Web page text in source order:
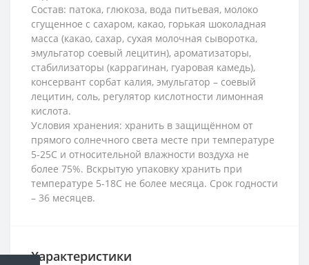
Состав: патока, глюкоза, вода питьевая, молоко
сгущенное с сахаром, какао, горькая шоколадная
масса (какао, сахар, сухая молочная сыворотка,
эмульгатор соевый лецитин), ароматизаторы,
стабилизаторы (каррагинан, гуаровая камедь),
консервант сорбат калия, эмульгатор – соевый
лецитин, соль, регулятор кислотности лимонная
кислота.
Условия хранения: хранить в защищённом от
прямого солнечного света месте при температуре
5-25С и относительной влажности воздуха не
более 75%. Вскрытую упаковку хранить при
температуре 5-18С не более месяца. Срок годности
– 36 месяцев.
Характеристики